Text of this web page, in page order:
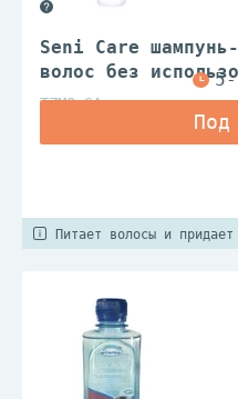
Seni Care
волос без
TZMO SA
Питает волосы и